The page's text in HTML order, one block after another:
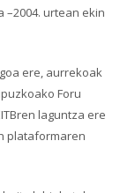
urtean ekin
ere, aurrekoak
Foru
laguntza ere
plataformaren